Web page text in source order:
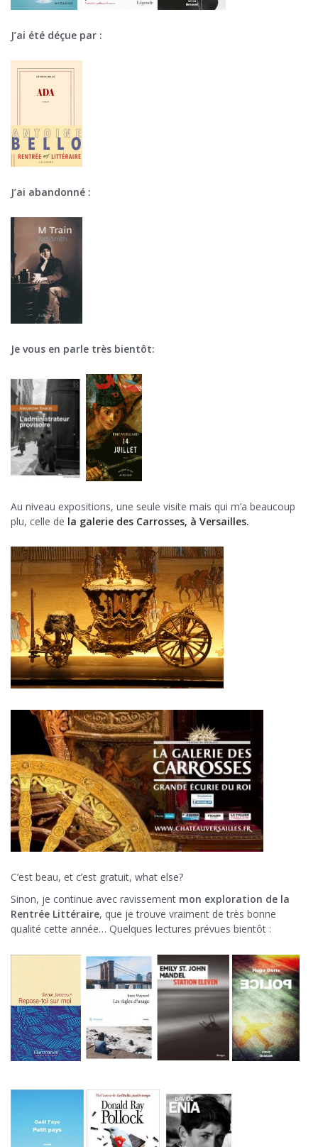
J’ai été déçue par :
J’ai abandonné :
Je vous en parle très bientôt:
Au niveau expositions, une seule visite mais qui m’a beaucoup
plu, celle de la galerie des Carrosses, à Versailles.
C’est beau, et c’est gratuit, what else?
Sinon, je continue avec ravissement mon exploration de la
Rentrée Littéraire, que je trouve vraiment de très bonne
qualité cette année… Quelques lectures prévues bientôt :